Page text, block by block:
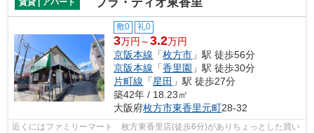
賃貸 | アパート
敷0 礼0
3万円～3.2万円
京阪本線 「枚方市 」駅 徒歩56分
京阪本線 「香里園 」駅 徒歩30分
片町線 「星田 」駅 徒歩27分
築42年 / 18.23㎡
大阪府枚方市東香里元町28-32
近くにはファミリーマート 枚方東香里店(徒歩6分)がありちょっとした買い